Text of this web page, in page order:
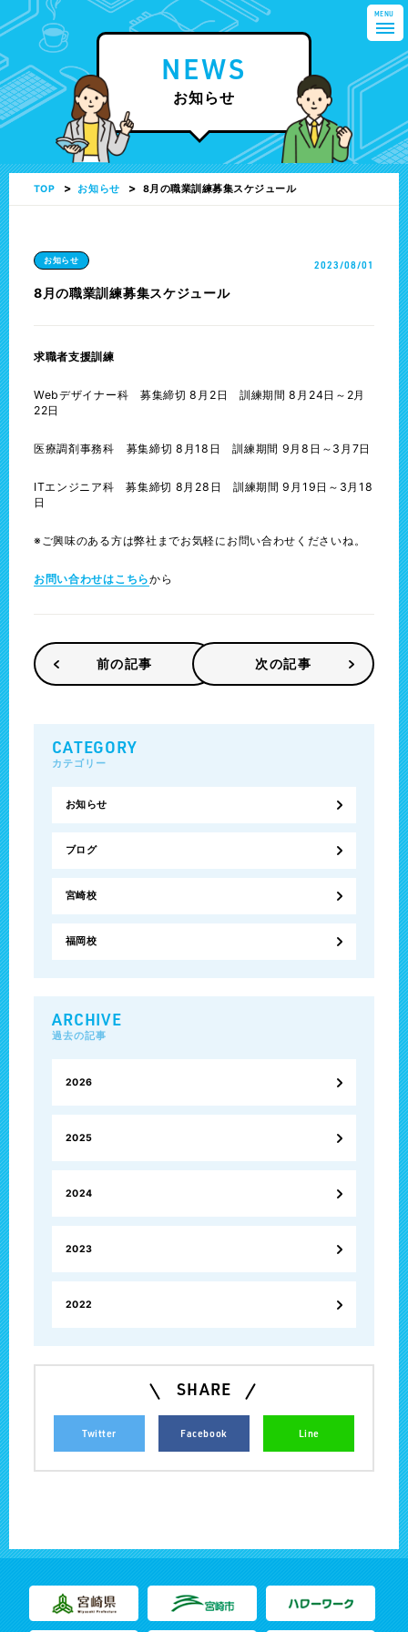
MENU
NEWS
お知らせ
TOP お知らせ 8月の職業訓練募集スケジュール
お知らせ 2023/08/01
8月の職業訓練募集スケジュール
求職者支援訓練
Webデザイナー科 募集締切 8月2日 訓練期間 8月24日～2月
22日
医療調剤事務科 募集締切 8月18日 訓練期間 9月8日～3月7日
ITエンジニア科 募集締切 8月28日 訓練期間 9月19日～3月18
日
※ご興味のある方は弊社までお気軽にお問い合わせくださいね。
お問い合わせはこちらから
前の記事 次の記事
CATEGORY
カテゴリー
お知らせ
ブログ
宮崎校
福岡校
ARCHIVE
過去の記事
2026
2025
2024
2023
2022
SHARE
Twitter Facebook Line